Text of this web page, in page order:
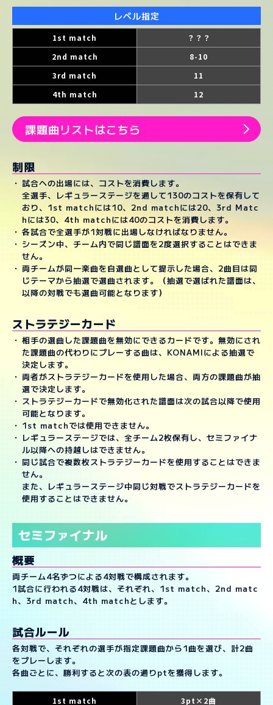
レベル指定
1st match
？？？
2nd match
8-10
3rd match
11
4th match
12
課題曲リストはこちら
制限
試合への出場には、コストを消費します。
全選手、レギュラーステージを通して130のコストを保有して
おり、1st matchには10、2nd matchには20、3rd Matc
hには30、4th matchには40のコストを消費します。
各試合で全選手が1対戦に出場しなければなりません。
シーズン中、チーム内で同じ譜面を2度選択することはできま
せん。
両チームが同一楽曲を自選曲として提示した場合、2曲目は同
じテーマから抽選で選曲されます。（抽選で選ばれた譜面は、
以降の対戦でも選曲可能となります）
ストラテジーカード
相手の選曲した課題曲を無効にできるカードです。無効にされ
た課題曲の代わりにプレーする曲は、KONAMIによる抽選で
決定します。
両者がストラテジーカードを使用した場合、両方の課題曲が抽
選で決定します。
ストラテジーカードで無効化された譜面は次の試合以降で使用
可能となります。
1st matchでは使用できません。
レギュラーステージでは、全チーム2枚保有し、セミファイナ
ル以降への持越しはできません。
同じ試合で複数枚ストラテジーカードを使用することはできま
せん。
また、レギュラーステージ中同じ対戦でストラテジーカードを
使用することはできません。
セミファイナル
概要
両チーム4名ずつによる4対戦で構成されます。
1試合に行われる4対戦は、それぞれ、1st match、2nd matc
h、3rd match、4th matchとします。
試合ルール
各対戦で、それぞれの選手が指定課題曲から1曲を選び、計2曲
をプレーします。
各曲ごとに、勝利すると次の表の通りptを獲得します。
1st match 3pt×2曲